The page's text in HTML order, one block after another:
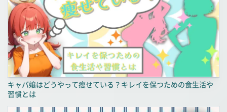
キャバ嬢はどうやって痩せている？キレイを保つための食生活や
習慣とは